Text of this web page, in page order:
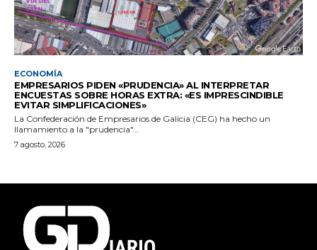
ECONOMÍA
EMPRESARIOS PIDEN «PRUDENCIA» AL INTERPRETAR
ENCUESTAS SOBRE HORAS EXTRA: «ES IMPRESCINDIBLE
EVITAR SIMPLIFICACIONES»
La Confederación de Empresarios de Galicia (CEG) ha hecho un
llamamiento a la "prudencia"...
7 agosto, 2026